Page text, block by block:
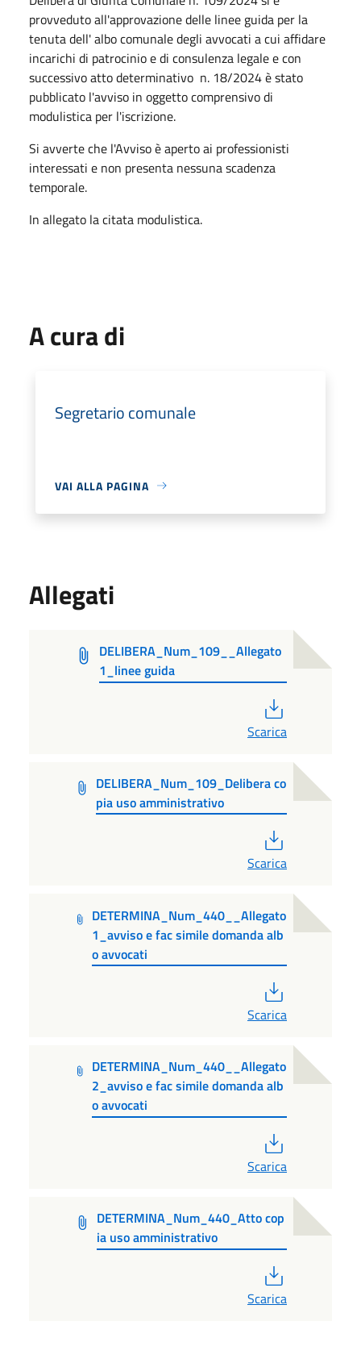
provveduto all'approvazione delle linee guida per la
tenuta dell' albo comunale degli avvocati a cui affidare
incarichi di patrocinio e di consulenza legale e con
successivo atto determinativo n. 18/2024 è stato
pubblicato l'avviso in oggetto comprensivo di
modulistica per l'iscrizione.
Si avverte che l'Avviso è aperto ai professionisti
interessati e non presenta nessuna scadenza
temporale.
In allegato la citata modulistica.
A cura di
Segretario comunale
VAI ALLA PAGINA
Allegati
DELIBERA_Num_109__Allegato
1_linee guida
Scarica
DELIBERA_Num_109_Delibera co
pia uso amministrativo
Scarica
DETERMINA_Num_440__Allegato
1_avviso e fac simile domanda alb
o avvocati
Scarica
DETERMINA_Num_440__Allegato
2_avviso e fac simile domanda alb
o avvocati
Scarica
DETERMINA_Num_440_Atto cop
ia uso amministrativo
Scarica